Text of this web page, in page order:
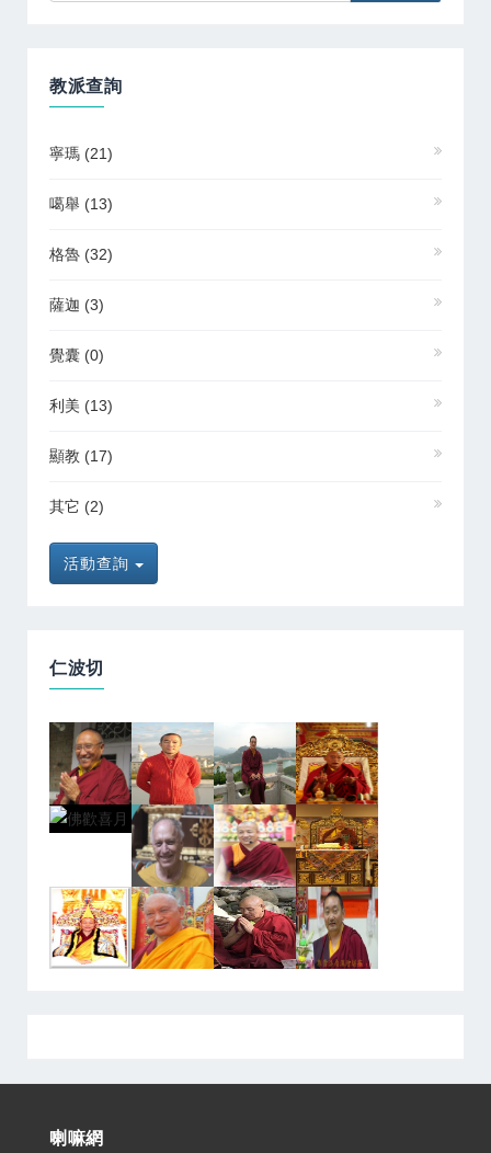
教派查詢
寧瑪 (21)
噶舉 (13)
格魯 (32)
薩迦 (3)
覺囊 (0)
利美 (13)
顯教 (17)
其它 (2)
活動查詢
仁波切
喇嘛網